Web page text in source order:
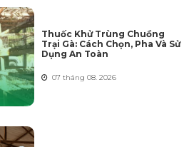
Thuốc Khử Trùng Chuồng
Trại Gà: Cách Chọn, Pha Và Sử
Dụng An Toàn
07 tháng 08. 2026